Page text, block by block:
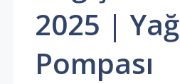
2025 | Yağ
Pompası